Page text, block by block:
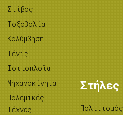
Στίβος
Tοξοβολία
Κολύμβηση
Τένις
Ιστιοπλοΐα
Μηχανοκίνητα
Πολεμικές
Τέχνες
Στήλες
Πολιτισμός